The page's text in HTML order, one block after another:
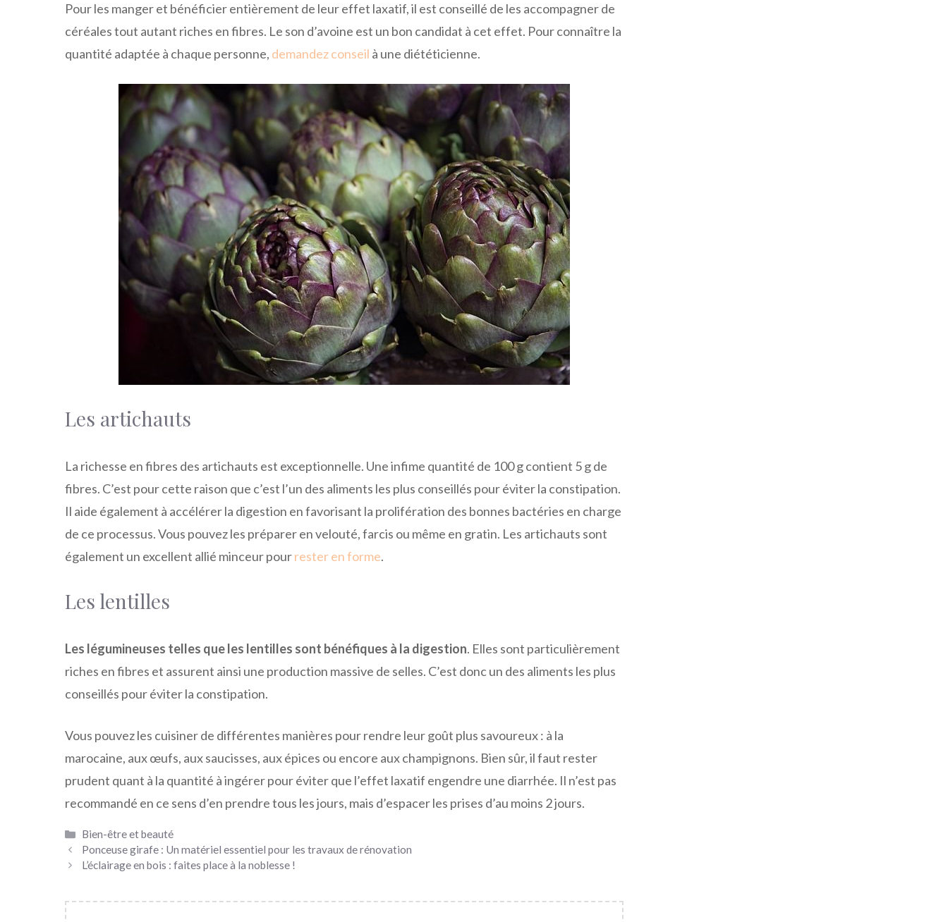
Pour les manger et bénéficier entièrement de leur effet laxatif, il est conseillé de les accompagner de
céréales tout autant riches en fibres. Le son d’avoine est un bon candidat à cet effet. Pour connaître la
quantité adaptée à chaque personne, demandez conseil à une diététicienne.
Les artichauts
La richesse en fibres des artichauts est exceptionnelle. Une infime quantité de 100 g contient 5 g de
fibres. C’est pour cette raison que c’est l’un des aliments les plus conseillés pour éviter la constipation.
Il aide également à accélérer la digestion en favorisant la prolifération des bonnes bactéries en charge
de ce processus. Vous pouvez les préparer en velouté, farcis ou même en gratin. Les artichauts sont
également un excellent allié minceur pourrester en forme.
Les lentilles
Les légumineuses telles que les lentilles sont bénéfiques à la digestion. Elles sont particulièrement
riches en fibres et assurent ainsi une production massive de selles. C’est donc un des aliments les plus
conseillés pour éviter la constipation.
Vous pouvez les cuisiner de différentes manières pour rendre leur goût plus savoureux : à la
marocaine, aux œufs, aux saucisses, aux épices ou encore aux champignons. Bien sûr, il faut rester
prudent quant à la quantité à ingérer pour éviter que l’effet laxatif engendre une diarrhée. Il n’est pas
recommandé en ce sens d’en prendre tous les jours, mais d’espacer les prises d’au moins 2 jours.
Catégories
Bien-être et beauté
Ponceuse girafe : Un matériel essentiel pour les travaux de rénovation
L’éclairage en bois : faites place à la noblesse !